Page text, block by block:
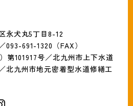
永犬丸5丁目8-12
093-691-1320（FAX）
第101917号／北九州市上下水道
北九州市地元密着型水道修繕工